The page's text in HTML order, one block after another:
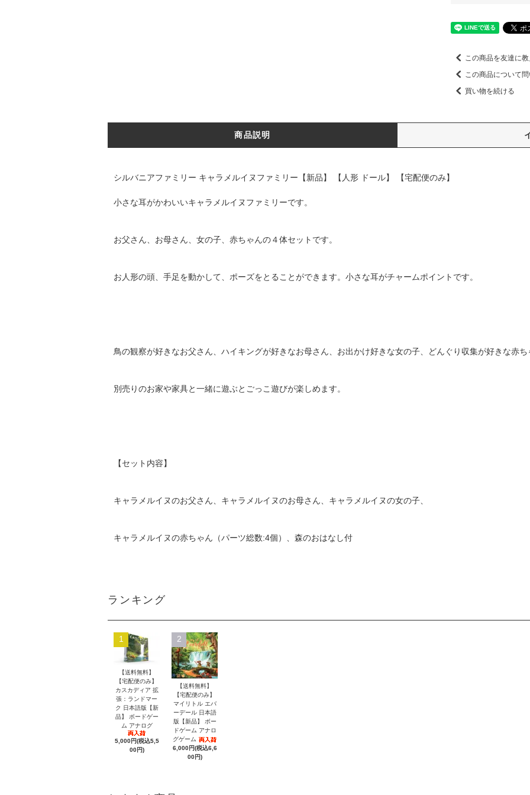
この商品を友達に
この商品について
買い物を続ける
商品説明
シルバニアファミリー キャラメルイヌファミリー【新品】 【人形 ドール】 【宅配便のみ】
小さな耳がかわいいキャラメルイヌファミリーです。
お父さん、お母さん、女の子、赤ちゃんの４体セットです。
お人形の頭、手足を動かして、ポーズをとることができます。小さな耳がチャームポイントです。
鳥の観察が好きなお父さん、ハイキングが好きなお母さん、お出かけ好きな女の子、どんぐり収集が好きな赤ち
別売りのお家や家具と一緒に遊ぶとごっこ遊びが楽しめます。
【セット内容】
キャラメルイヌのお父さん、キャラメルイヌのお母さん、キャラメルイヌの女の子、
キャラメルイヌの赤ちゃん（パーツ総数:4個）、森のおはなし付
ランキング
1
【送料無料】
【宅配便のみ】
カスカディア 拡
張：ランドマー
ク 日本語版【新
品】 ボードゲー
ム アナログ
5,000円(税込5,5
00円)
2
【送料無料】
【宅配便のみ】
マイリトル エバ
ーデール 日本語
版【新品】 ボー
ドゲーム アナロ
グゲーム
6,000円(税込6,6
00円)